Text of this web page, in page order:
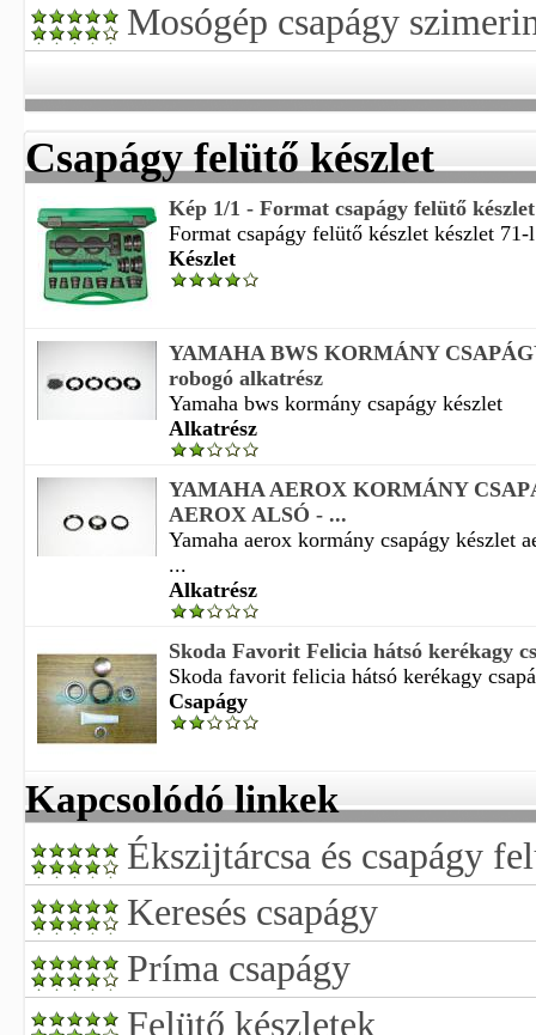
Mosógép csapágy
Csapágy felütő készlet
Kép 1/1 - Format csapágy felütő
Format csapágy felütő készlet készlet
Készlet
YAMAHA BWS KORMÁNY
robogó alkatrész
Yamaha bws kormány csapágy készlet
Alkatrész
YAMAHA AEROX KORMÁNY
AEROX ALSÓ - ...
Yamaha aerox kormány csapágy készlet
...
Alkatrész
Skoda Favorit Felicia hátsó kerékagy
Skoda favorit felicia hátsó kerékagy
Csapágy
Kapcsolódó linkek
Ékszijtárcsa és csapágy
Keresés csapágy
Príma csapágy
Felütő készletek